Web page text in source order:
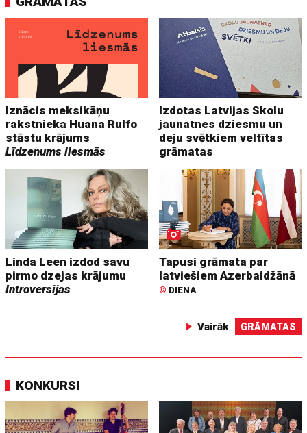
Iznācis meksikāņu
rakstnieka Huana Rulfo
stāstu krājums
Līdzenums liesmās
Izdotas Latvijas Skolu
jaunatnes dziesmu un
deju svētkiem veltītas
grāmatas
Linda Leen izdod savu
pirmo dzejas krājumu
Introversijas
Tapusi grāmata par
latviešiem Azerbaidžānā
© DIENA
Vairāk GRĀMATAS
KONKURSI